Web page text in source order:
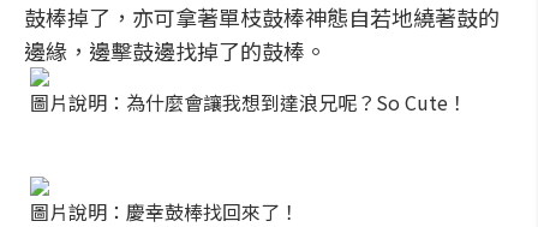
鼓棒掉了，亦可拿著單枝鼓棒神態自若地繞著鼓的
邊緣，邊擊鼓邊找掉了的鼓棒。
圖片說明：為什麼會讓我想到達浪兄呢？So Cute！
圖片說明：慶幸鼓棒找回來了！